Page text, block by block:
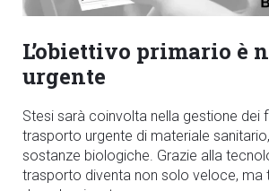
L’obiettivo primario è
urgente
Stesi sarà coinvolta nella gestione dei
trasporto urgente di materiale
sostanze biologiche. Grazie alla
trasporto diventa non solo veloce, ma